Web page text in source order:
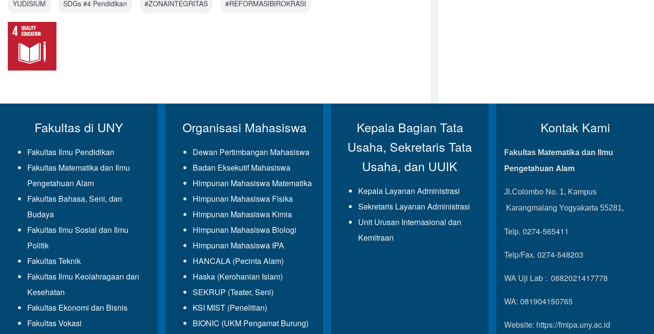
YUDISIUM SDGs #4 Pendidikan #ZONAINTEGRITAS #REFORMASIBIROKRASI
Fakultas di UNY
Fakultas Ilmu Pendidikan
Fakultas Matematika dan Ilmu
Pengetahuan Alam
Fakultas Bahasa, Seni, dan
Budaya
Fakultas Ilmu Sosial dan Ilmu
Politik
Fakultas Teknik
Fakultas Ilmu Keolahragaan dan
Kesehatan
Fakultas Ekonomi dan Bisnis
Fakultas Vokasi
Organisasi Mahasiswa
Dewan Pertimbangan Mahasiswa
Badan Eksekutif Mahasiswa
Himpunan Mahasiswa Matematika
Himpunan Mahasiswa Fisika
Himpunan Mahasiswa Kimia
Himpunan Mahasiswa Biologi
Himpunan Mahasiswa IPA
HANCALA (Pecinta Alam)
Haska (Kerohanian Islam)
SEKRUP (Teater, Seni)
KSI MIST (Penelitian)
BIONIC (UKM Pengamat Burung)
Kepala Bagian Tata
Usaha, Sekretaris Tata
Usaha, dan UUIK
Kepala Layanan Administrasi
Sekretaris Layanan Administrasi
Unit Urusan Internasional dan
Kemitraan
Kontak Kami
Fakultas Matematika dan Ilmu
Pengetahuan Alam
Jl.Colombo No. 1, Kampus
Karangmalang Yogyakarta 55281,
Telp. 0274-565411
Telp/Fax. 0274-548203
WA Uji Lab : 0882021417778
WA: 081904150765
Website: https://fmipa.uny.ac.id